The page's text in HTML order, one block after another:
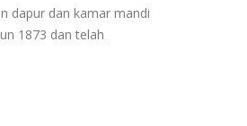
dapur dan kamar mandi
1873 dan telah